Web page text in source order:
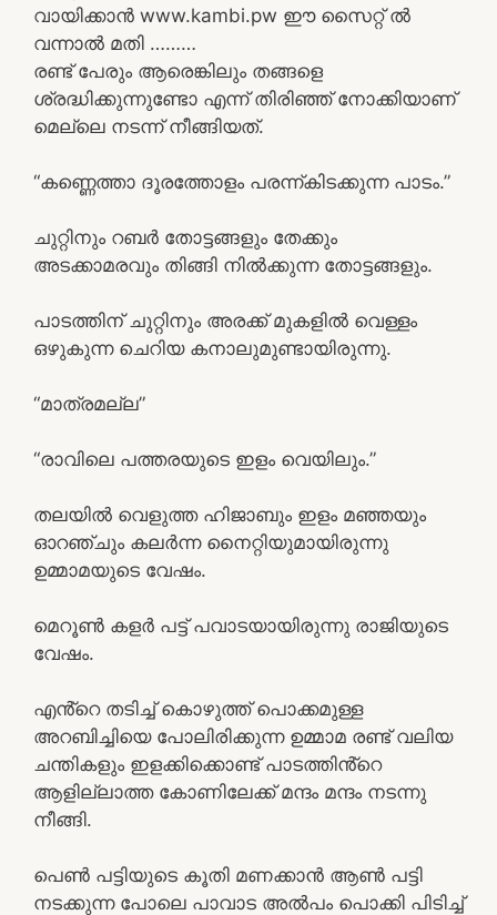
വായിക്കാൻ www.kambi.pw ഈ സൈറ്റ് ൽ
വന്നാൽ മതി ………
രണ്ട് പേരും ആരെങ്കിലും തങ്ങളെ
ശ്രദ്ധിക്കുന്നുണ്ടോ എന്ന് തിരിഞ്ഞ് നോക്കിയാണ്
മെല്ലെ നടന്ന് നീങ്ങിയത്.
“കണ്ണെത്താ ദൂരത്തോളം പരന്ന്കിടക്കുന്ന പാടം.”
ചുറ്റിനും റബർ തോട്ടങ്ങളും തേക്കും
അടക്കാമരവും തിങ്ങി നിൽക്കുന്ന തോട്ടങ്ങളും.
പാടത്തിന് ചുറ്റിനും അരക്ക് മുകളിൽ വെള്ളം
ഒഴുകുന്ന ചെറിയ കനാലുമുണ്ടായിരുന്നു.
“മാത്രമല്ല”
“രാവിലെ പത്തരയുടെ ഇളം വെയിലും.”
തലയിൽ വെളുത്ത ഹിജാബും ഇളം മഞ്ഞയും
ഓറഞ്ചും കലർന്ന നൈറ്റിയുമായിരുന്നു
ഉമ്മാമയുടെ വേഷം.
മെറൂൺ കളർ പട്ട് പവാടയായിരുന്നു രാജിയുടെ
വേഷം.
എൻ്റെ തടിച്ച് കൊഴുത്ത് പൊക്കമുള്ള
അറബിച്ചിയെ പോലിരിക്കുന്ന ഉമ്മാമ രണ്ട് വലിയ
ചന്തികളും ഇളക്കിക്കൊണ്ട് പാടത്തിൻ്റെ
ആളില്ലാത്ത കോണിലേക്ക് മന്ദം മന്ദം നടന്നു
നീങ്ങി.
പെൺ പട്ടിയുടെ കൂതി മണക്കാൻ ആൺ പട്ടി
നടക്കുന്ന പോലെ പാവാട അൽപം പൊക്കി പിടിച്ച്